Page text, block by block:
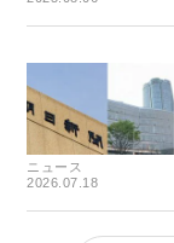
ニュース
2026.07.18